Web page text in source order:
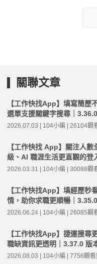
關聯文章
【工作快找App】填寫簡歷
選單支援關鍵字搜尋｜
2026.07.03 | 104小編 | 26104觀
【工作快找 App】關注人
級、AI 職涯生活更直觀的登
教學
2026.03.31 | 104小編 | 30088觀
【工作快找App】填經歷秒
情，助你求職更順暢｜
2026.06.24 | 104小編 | 26085觀
【工作快找App】捷運搜尋
職缺資訊更透明｜3.37.0 版
2026.08.03 | 104小編 | 7756觀看